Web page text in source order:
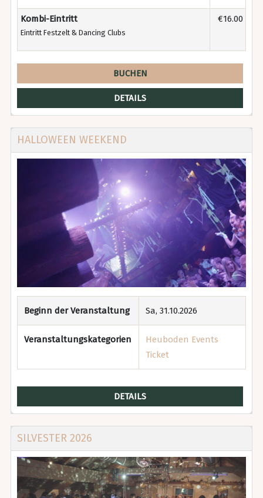
Kombi-Eintritt
Eintritt Festzelt & Dancing Clubs
€16.00
BUCHEN
DETAILS
HALLOWEEN WEEKEND
Beginn der Veranstaltung Sa, 31.10.2026
Veranstaltungskategorien
Heuboden Events
Ticket
DETAILS
SILVESTER 2026